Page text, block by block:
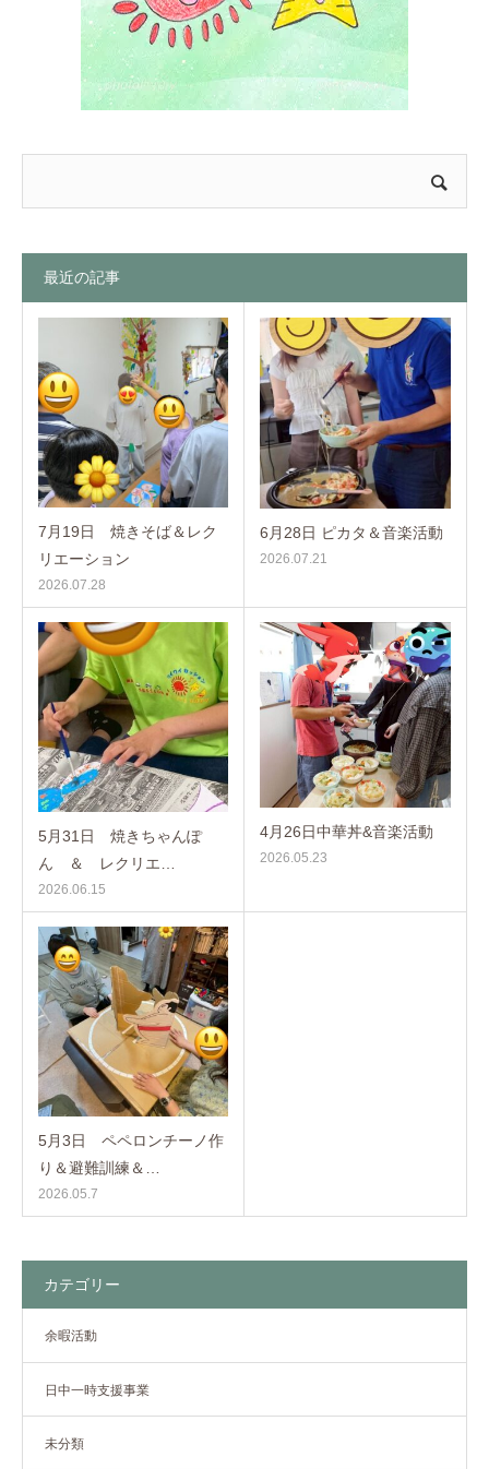
最近の記事
7月19日 焼きそば＆レク
リエーション
2026.07.28
6月28日 ピカタ＆音楽活動
2026.07.21
5月31日 焼きちゃんぽ
ん ＆ レクリエ…
2026.06.15
4月26日中華丼&音楽活動
2026.05.23
5月3日 ペペロンチーノ作
り＆避難訓練＆…
2026.05.7
カテゴリー
余暇活動
日中一時支援事業
未分類